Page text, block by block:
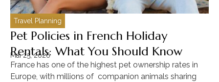
Travel Planning
Pet Policies in French Holiday
Rentals: What You Should Know
Mai 25, 2026
France has one of the highest pet ownership rates in
Europe, with millions of companion animals sharing